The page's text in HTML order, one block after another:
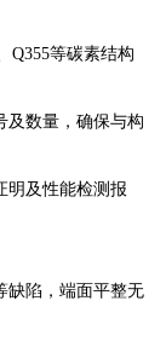
等碳素结构
数量，确保与构
及性能检测报
陷，端面平整无